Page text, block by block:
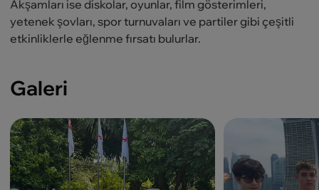
Akşamları ise diskolar, oyunlar, film gösterimleri,
yetenek şovları, spor turnuvaları ve partiler gibi çeşitli
etkinliklerle eğlenme fırsatı bulurlar.
Galeri